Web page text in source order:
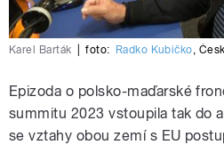
Karel Barták foto: Radko Kubičko,
Epizoda o polsko-maďarské
summitu 2023 vstoupila tak do
se vztahy obou zemí s EU